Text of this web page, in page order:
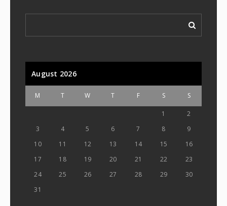
August 2026
M T W T F S S
1
2
3
4 5 6 7 8
9
10
11 12 13 14 15
16
17
18 19 20 21 22
23
24
25 26 27 28 29
30
31